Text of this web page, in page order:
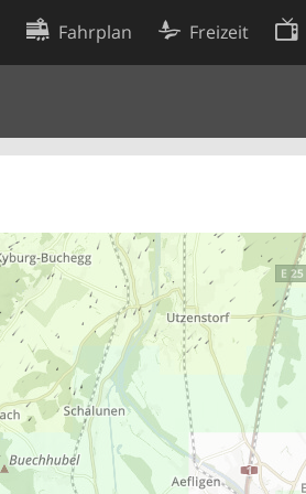
Fahrplan Freizeit
Cookie-Einstellungen